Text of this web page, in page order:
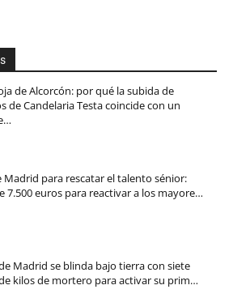
de Alcorcón: por qué la subida de
de Candelaria Testa coincide con un
Madrid para rescatar el talento sénior:
7.500 euros para reactivar a los mayore…
Madrid se blinda bajo tierra con siete
kilos de mortero para activar su prim…